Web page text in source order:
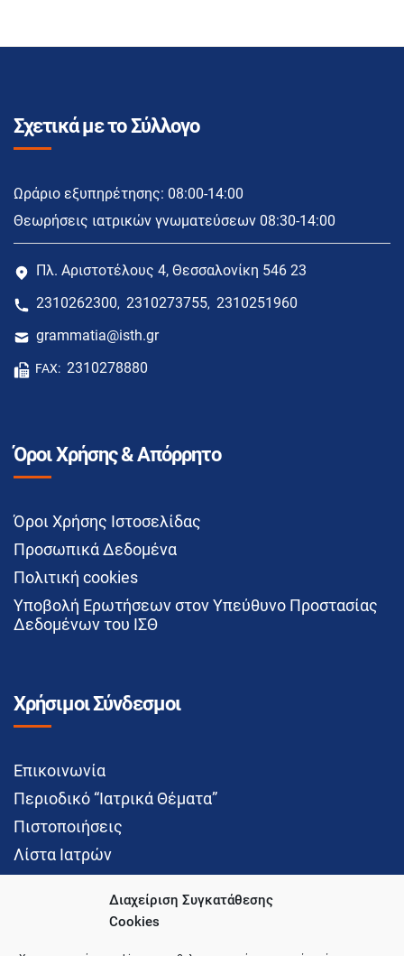
Διαχείριση Συγκατάθεσης
Cookies
Σχετικά με το Σύλλογο
Ωράριο εξυπηρέτησης: 08:00-14:00
Θεωρήσεις ιατρικών γνωματεύσεων 08:30-14:00
Πλ. Αριστοτέλους 4, Θεσσαλονίκη 546 23
2310262300, 2310273755, 2310251960
grammatia@isth.gr
FAX: 2310278880
Όροι Χρήσης & Απόρρητο
Όροι Χρήσης Ιστοσελίδας
Προσωπικά Δεδομένα
Πολιτική cookies
Υποβολή Ερωτήσεων στον Υπεύθυνο Προστασίας
Δεδομένων του ΙΣΘ
Χρήσιμοι Σύνδεσμοι
Επικοινωνία
Περιοδικό “Ιατρικά Θέματα”
Πιστοποιήσεις
Λίστα Ιατρών
Social Media